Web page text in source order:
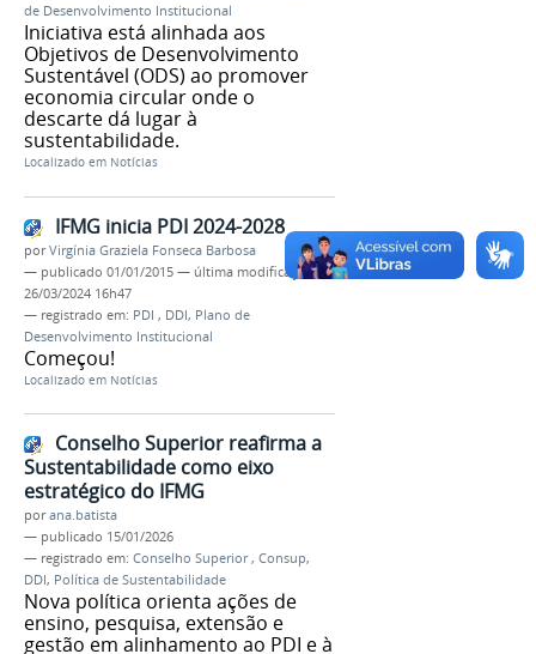
de Desenvolvimento Institucional
Iniciativa está alinhada aos
Objetivos de Desenvolvimento
Sustentável (ODS) ao promover
economia circular onde o
descarte dá lugar à
sustentabilidade.
Localizado em Notícias
IFMG inicia PDI 2024-2028
porVirgínia Graziela Fonseca Barbosa
— publicado 01/01/2015 — última modificação
26/03/2024 16h47
— registrado em: PDI , DDI, Plano de
Desenvolvimento Institucional
Começou!
Localizado em Notícias
Conselho Superior reafirma a
Sustentabilidade como eixo
estratégico do IFMG
porana.batista
— publicado 15/01/2026
— registrado em: Conselho Superior, Consup,
DDI, Política de Sustentabilidade
Nova política orienta ações de
ensino, pesquisa, extensão e
gestão em alinhamento ao PDI e à